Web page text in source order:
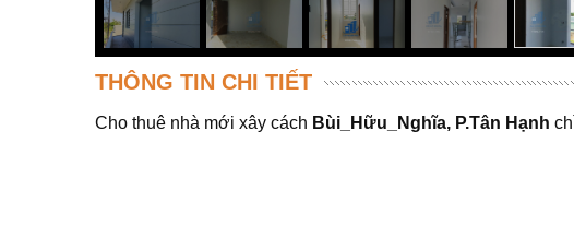
THÔNG TIN CHI TIẾT
Cho thuê nhà mới xây cách Bùi_Hữu_Nghĩa, P.Tân Hạnh